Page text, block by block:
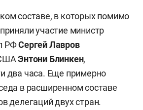
составе, в которых помимо
участие министр
РФСергей Лавров
СШАЭнтони Блинкен,
два часа. Еще примерно
в расширенном составе
делегаций двух стран.